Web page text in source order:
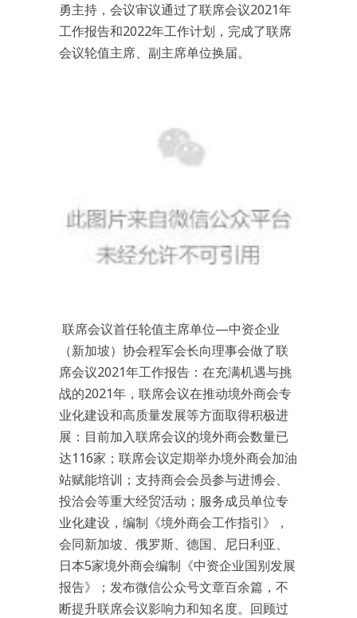
勇主持，会议审议通过了联席会议2021年
工作报告和2022年工作计划，完成了联席
会议轮值主席、副主席单位换届。
联席会议首任轮值主席单位—中资企业
（新加坡）协会程军会长向理事会做了联
席会议2021年工作报告：在充满机遇与挑
战的2021年，联席会议在推动境外商会专
业化建设和高质量发展等方面取得积极进
展：目前加入联席会议的境外商会数量已
达116家；联席会议定期举办境外商会加油
站赋能培训；支持商会会员参与进博会、
投洽会等重大经贸活动；服务成员单位专
业化建设，编制《境外商会工作指引》，
会同新加坡、俄罗斯、德国、尼日利亚、
日本5家境外商会编制《中资企业国别发展
报告》；发布微信公众号文章百余篇，不
断提升联席会议影响力和知名度。回顾过